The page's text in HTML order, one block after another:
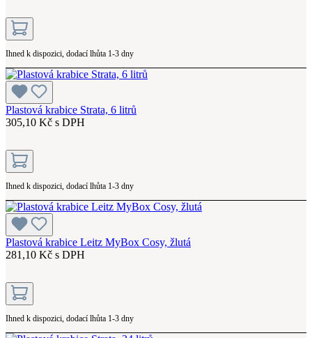
Ihned k dispozici, dodací lhůta 1-3 dny
Plastová krabice Strata, 6 litrů
305,10 Kč s DPH
Ihned k dispozici, dodací lhůta 1-3 dny
Plastová krabice Leitz MyBox Cosy, žlutá
281,10 Kč s DPH
Ihned k dispozici, dodací lhůta 1-3 dny